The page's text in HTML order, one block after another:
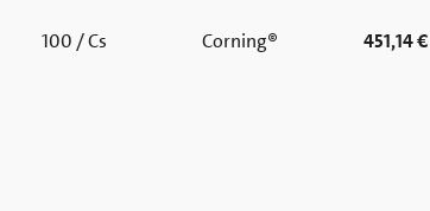
100 / Cs Corning® 451,14 €